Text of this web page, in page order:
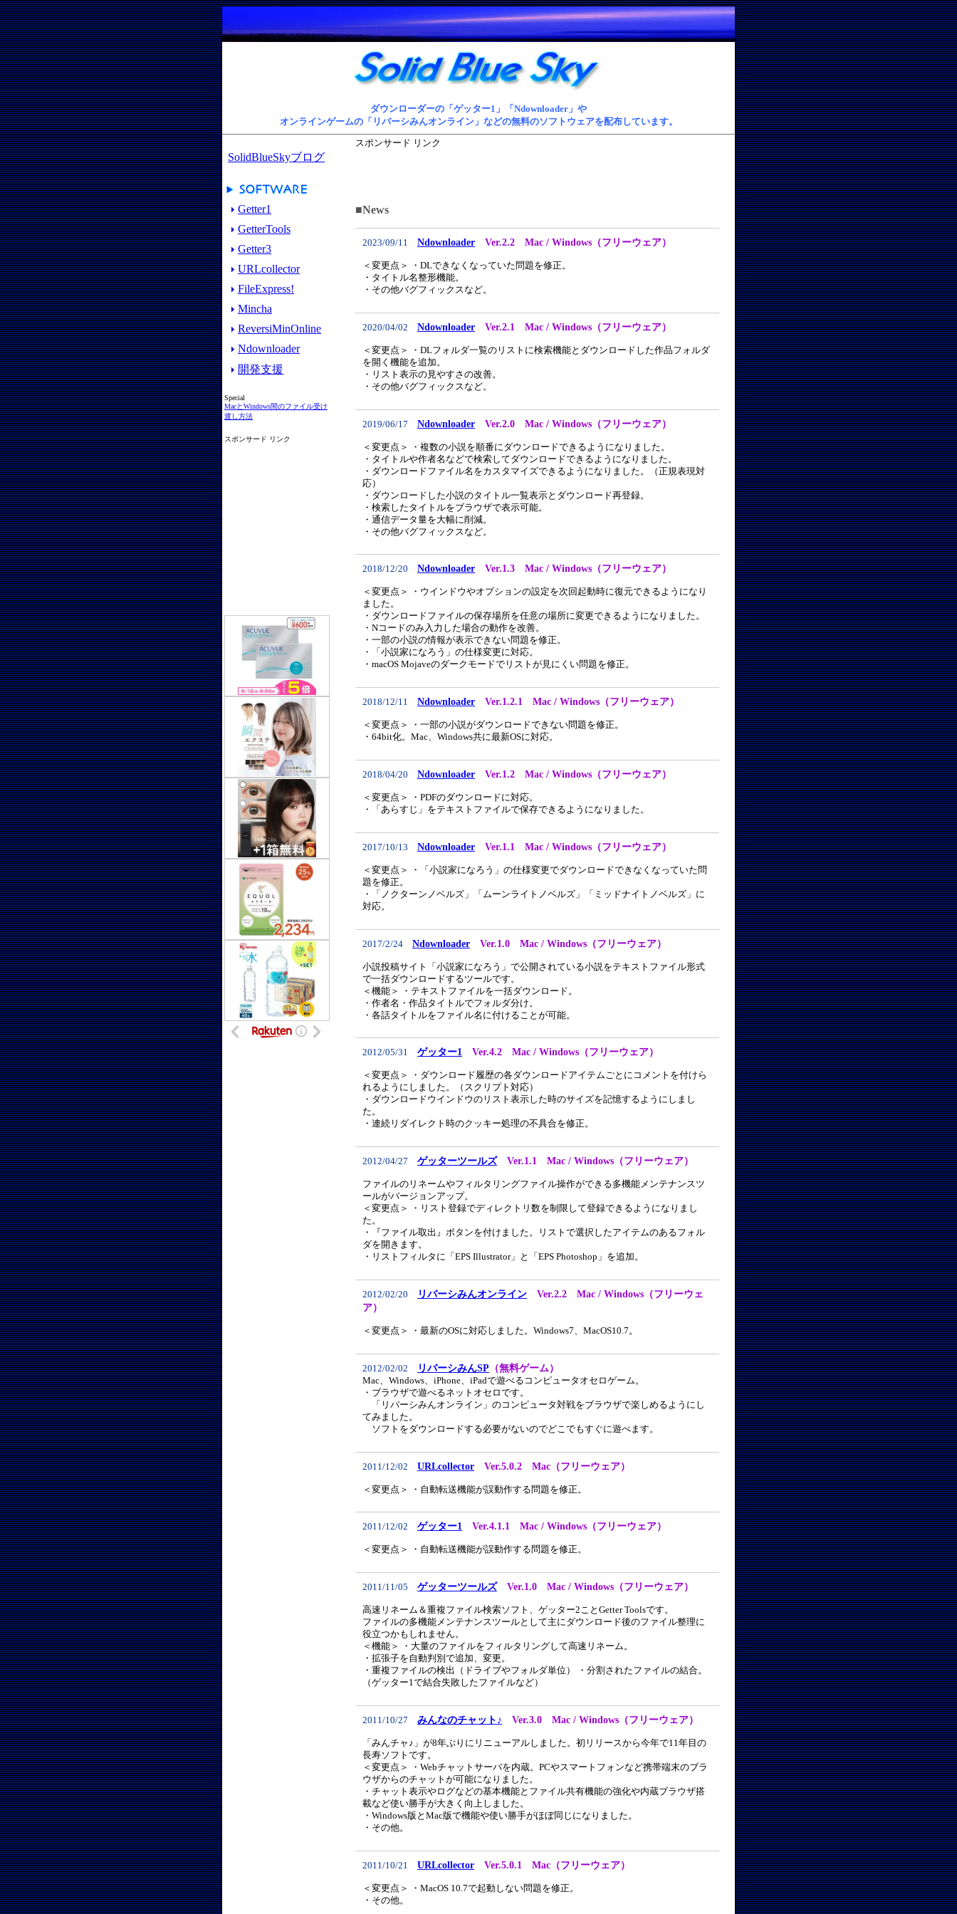
ダウンローダーの「ゲッター1」「Ndownloader」や
オンラインゲームの「リバーシみんオンライン」などの無料のソフトウェアを配布しています。
SolidBlueSkyブログ
Getter1
GetterTools
Getter3
URLcollector
FileExpress!
Mincha
ReversiMinOnline
Ndownloader
開発支援
Special
MacとWindows間のファイル受け
渡し方法
スポンサード リンク
スポンサード リンク
■News
2023/09/11 Ndownloader Ver.2.2 Mac / Windows（フリーウェア）
＜変更点＞ ・DLできなくなっていた問題を修正。
・タイトル名整形機能。
・その他バグフィックスなど。
2020/04/02 Ndownloader Ver.2.1 Mac / Windows（フリーウェア）
＜変更点＞ ・DLフォルダ一覧のリストに検索機能とダウンロードした作品フォルダ
を開く機能を追加。
・リスト表示の見やすさの改善。
・その他バグフィックスなど。
2019/06/17 Ndownloader Ver.2.0 Mac / Windows（フリーウェア）
＜変更点＞ ・複数の小説を順番にダウンロードできるようになりました。
・タイトルや作者名などで検索してダウンロードできるようになりました。
・ダウンロードファイル名をカスタマイズできるようになりました。（正規表現対
応）
・ダウンロードした小説のタイトル一覧表示とダウンロード再登録。
・検索したタイトルをブラウザで表示可能。
・通信データ量を大幅に削減。
・その他バグフィックスなど。
2018/12/20 Ndownloader Ver.1.3 Mac / Windows（フリーウェア）
＜変更点＞ ・ウインドウやオプションの設定を次回起動時に復元できるようになり
ました。
・ダウンロードファイルの保存場所を任意の場所に変更できるようになりました。
・Nコードのみ入力した場合の動作を改善。
・一部の小説の情報が表示できない問題を修正。
・「小説家になろう」の仕様変更に対応。
・macOS Mojaveのダークモードでリストが見にくい問題を修正。
2018/12/11 Ndownloader Ver.1.2.1 Mac / Windows（フリーウェア）
＜変更点＞ ・一部の小説がダウンロードできない問題を修正。
・64bit化。Mac、Windows共に最新OSに対応。
2018/04/20 Ndownloader Ver.1.2 Mac / Windows（フリーウェア）
＜変更点＞ ・PDFのダウンロードに対応。
・「あらすじ」をテキストファイルで保存できるようになりました。
2017/10/13 Ndownloader Ver.1.1 Mac / Windows（フリーウェア）
＜変更点＞ ・「小説家になろう」の仕様変更でダウンロードできなくなっていた問
題を修正。
・「ノクターンノベルズ」「ムーンライトノベルズ」「ミッドナイトノベルズ」に
対応。
2017/2/24 Ndownloader Ver.1.0 Mac / Windows（フリーウェア）
小説投稿サイト「小説家になろう」で公開されている小説をテキストファイル形式
で一括ダウンロードするツールです。
＜機能＞ ・テキストファイルを一括ダウンロード。
・作者名・作品タイトルでフォルダ分け。
・各話タイトルをファイル名に付けることが可能。
2012/05/31 ゲッター1 Ver.4.2 Mac / Windows（フリーウェア）
＜変更点＞ ・ダウンロード履歴の各ダウンロードアイテムごとにコメントを付けら
れるようにしました。（スクリプト対応）
・ダウンロードウインドウのリスト表示した時のサイズを記憶するようにしまし
た。
・連続リダイレクト時のクッキー処理の不具合を修正。
2012/04/27 ゲッターツールズVer.1.1 Mac / Windows（フリーウェア）
ファイルのリネームやフィルタリングファイル操作ができる多機能メンテナンスツ
ールがバージョンアップ。
＜変更点＞ ・リスト登録でディレクトリ数を制限して登録できるようになりまし
た。
・『ファイル取出』ボタンを付けました。リストで選択したアイテムのあるフォル
ダを開きます。
・リストフィルタに「EPS Illustrator」と「EPS Photoshop」を追加。
2012/02/20 リバーシみんオンライン Ver.2.2 Mac / Windows（フリーウェ
ア）
＜変更点＞ ・最新のOSに対応しました。Windows7、MacOS10.7。
2012/02/02 リバーシみんSP （無料ゲーム）
Mac、Windows、iPhone、iPadで遊べるコンピュータオセロゲーム。
・ブラウザで遊べるネットオセロです。
「リバーシみんオンライン」のコンピュータ対戦をブラウザで楽しめるようにし
てみました。
ソフトをダウンロードする必要がないのでどこでもすぐに遊べます。
2011/12/02 URLcollector Ver.5.0.2 Mac（フリーウェア）
＜変更点＞ ・自動転送機能が誤動作する問題を修正。
2011/12/02 ゲッター1 Ver.4.1.1 Mac / Windows（フリーウェア）
＜変更点＞ ・自動転送機能が誤動作する問題を修正。
2011/11/05 ゲッターツールズVer.1.0 Mac / Windows（フリーウェア）
高速リネーム＆重複ファイル検索ソフト、ゲッター2ことGetter Toolsです。
ファイルの多機能メンテナンスツールとして主にダウンロード後のファイル整理に
役立つかもしれません。
＜機能＞ ・大量のファイルをフィルタリングして高速リネーム。
・拡張子を自動判別で追加、変更。
・重複ファイルの検出（ドライブやフォルダ単位） ・分割されたファイルの結合。
（ゲッター1で結合失敗したファイルなど）
2011/10/27 みんなのチャット♪ Ver.3.0 Mac / Windows（フリーウェア）
「みんチャ♪」が8年ぶりにリニューアルしました。初リリースから今年で11年目の
長寿ソフトです。
＜変更点＞ ・Webチャットサーバを内蔵。PCやスマートフォンなど携帯端末のブラ
ウザからのチャットが可能になりました。
・チャット表示やログなどの基本機能とファイル共有機能の強化や内蔵ブラウザ搭
載など使い勝手が大きく向上しました。
・Windows版とMac版で機能や使い勝手がほぼ同じになりました。
・その他。
2011/10/21 URLcollector Ver.5.0.1 Mac（フリーウェア）
＜変更点＞ ・MacOS 10.7で起動しない問題を修正。
・その他。